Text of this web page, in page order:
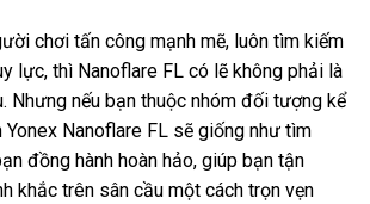
chơi tấn công mạnh mẽ, luôn tìm kiếm
lực, thì Nanoflare FL có lẽ không phải là
Nhưng nếu bạn thuộc nhóm đối tượng kể
Yonex Nanoflare FL sẽ giống như tìm
đồng hành hoàn hảo, giúp bạn tận
khắc trên sân cầu một cách trọn vẹn